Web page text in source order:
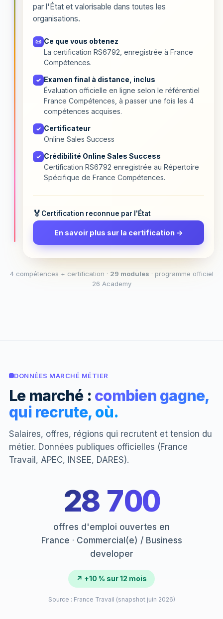
par l'État et valorisable dans toutes les
organisations.
📜 Ce que vous obtenez
La certification RS6792, enregistrée à France
Compétences.
✓ Examen final à distance, inclus
Évaluation officielle en ligne selon le référentiel
France Compétences, à passer une fois les 4
compétences acquises.
✓ Certificateur
Online Sales Success
✓ Crédibilité Online Sales Success
Certification RS6792 enregistrée au Répertoire
Spécifique de France Compétences.
Certification reconnue par l'État
En savoir plus sur la certification →
4 compétences + certification · 29 modules · programme officiel
26 Academy
DONNÉES MARCHÉ MÉTIER
Le marché : combien gagne,
qui recrute, où.
Salaires, offres, régions qui recrutent et tension du
métier. Données publiques officielles (France
Travail, APEC, INSEE, DARES).
28 700
offres d'emploi ouvertes en
France · Commercial(e) / Business
developer
↗ +10 % sur 12 mois
Source : France Travail (snapshot juin 2026)